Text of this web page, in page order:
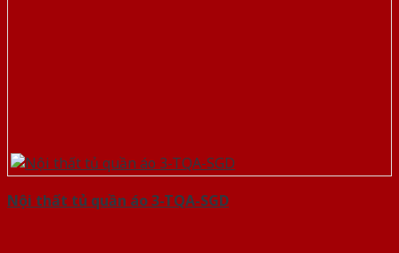
Nội thất tủ quần áo 3-TQA-SGD